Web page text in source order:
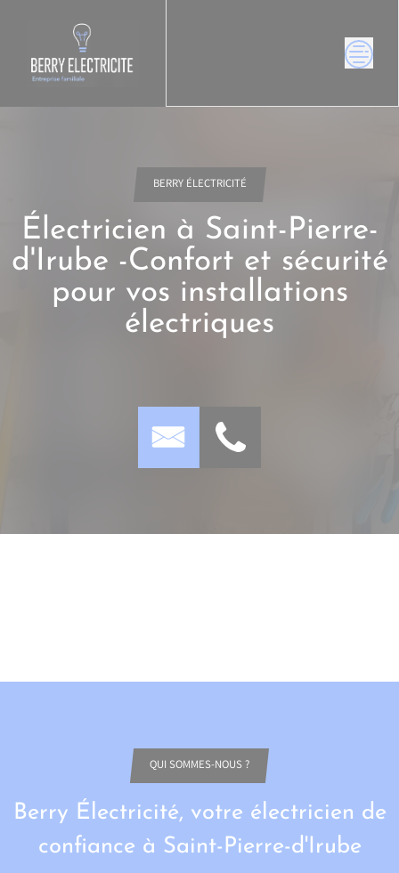
BERRY ÉLECTRICITÉ
Électricien à Saint-Pierre-
d'Irube -Confort et sécurité
pour vos installations
électriques
QUI SOMMES-NOUS ?
Berry Électricité, votre électricien de
confiance à Saint-Pierre-d'Irube